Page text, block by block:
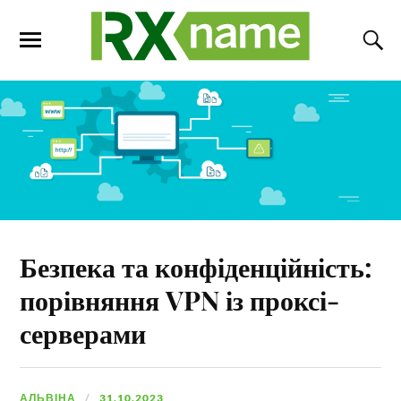
Безпека та конфіденційність:
порівняння VPN із проксі-
серверами
АЛЬВІНА 31.10.2023